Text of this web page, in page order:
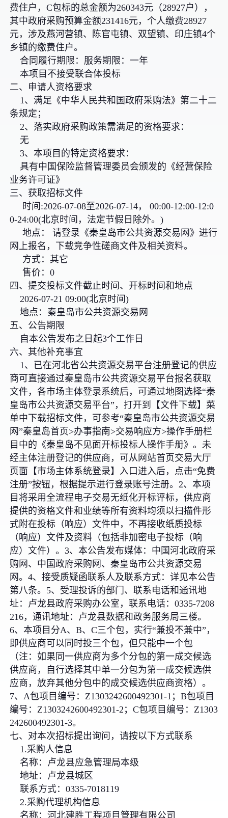
费住户，C包标的总金额为260343元（28927户），
其中政府采购预算金额231416元，个人缴费28927
元，涉及燕河营镇、陈官屯镇、双望镇、印庄镇4个
乡镇的缴费住户。
合同履行期限：服务期限：一年
本项目不接受联合体投标
二、申请人资格要求
1、满足《中华人民共和国政府采购法》第二十二
条规定；
2、落实政府采购政策需满足的资格要求：
无
3、本项目的特定资格要求：
具有中国保险监督管理委员会颁发的《经营保险
业务许可证》
三、获取招标文件
时间:2026-07-08至2026-07-14， 00:00-12:00-12:0
0-24:00(北京时间，法定节假日除外。)
地点： 请登录《秦皇岛市公共资源交易网》进行
网上报名，下载竞争性磋商文件及相关资料。
方式：其它
售价：0
四、提交投标文件截止时间、开标时间和地点
2026-07-21 09:00(北京时间)
地点：秦皇岛市公共资源交易网
五、公告期限
自本公告发布之日起3个工作日
六、其他补充事宜
1、已在河北省公共资源交易平台注册登记的供应
商可直接通过秦皇岛市公共资源交易平台报名获取
文件，各市场主体登录系统后，可通过地图选择“秦
皇岛市公共资源交易平台”，打开到【文件下载】菜
单中下载招标文件，可参考“秦皇岛市公共资源交易
网”秦皇岛首页>办事指南>交易响应方>操作手册栏
目中的《秦皇岛不见面开标投标人操作手册》。未
经主体注册登记的供应商，可从网站首页交易大厅
页面【市场主体系统登录】入口进入后，点击“免费
注册”按钮，根据提示进行登录账号注册。2、本项
目将采用全流程电子交易无纸化开标评标，供应商
提供的资格文件和业绩等所有资料均须以扫描件形
式附在投标（响应）文件中，不再接收纸质投标
（响应）文件及资料（包括非加密电子投标（响
应）文件）。3、本公告发布媒体：中国河北政府采
购网、中国政府采购网、秦皇岛市公共资源交易
网。4、接受质疑函联系人及联系方式：详见本公告
第八条。5、受理投诉的部门、联系电话和通讯地
址：卢龙县政府采购办公室，联系电话：0335-7208
216，通讯地址：卢龙县数据和政务服务局三楼。
6、本项目分A、B、C三个包，实行“兼投不兼中”，
即供应商可以同时投三个包，但只能中一个包
（注：如果同一供应商为多个分包的第一成交候选
供应商，自行选择其中单一分包为第一成交候选供
应商，放弃其他分包中的成交候选供应商资格）。
7、A包项目编号：Z1303242600492301-1；B包项目
编号：Z1303242600492301-2；C包项目编号：Z1303
242600492301-3。
七、对本次招标提出询问，请按以下方式联系
1.采购人信息
名称：卢龙县应急管理局本级
地址：卢龙县城区
联系方式：0335-7018119
2.采购代理机构信息
名称：河北建胜工程项目管理有限公司